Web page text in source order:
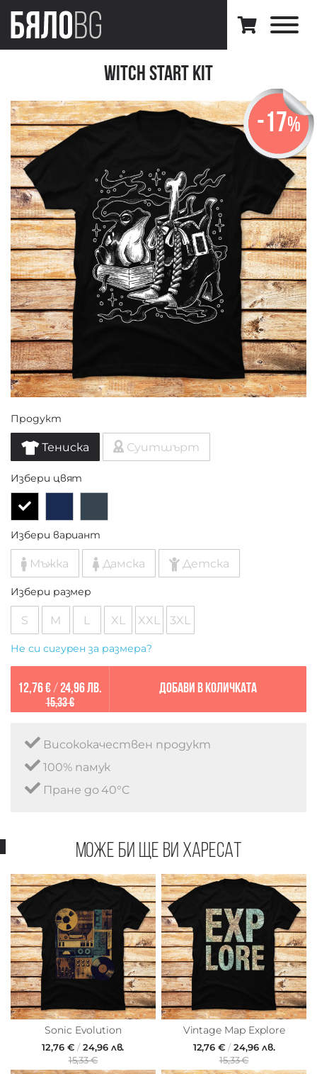
Witch Start Kit
-17%
Продукт
Тениска Суитшърт
Избери цвят
Избери вариант
Мъжка Дамска Детска
Избери размер
S M L XL XXL 3XL
Не си сигурен за размера?
12,76 €/ 24,96 лв.
15,33 €
Добави в количката
Висококачествен продукт
100% памук
Пране до 40°C
Може би ще ви харесат
Sonic Evolution
12,76 € /24,96 лв.
15,33 €
Vintage Map Explore
12,76 €/24,96 лв.
15,33 €